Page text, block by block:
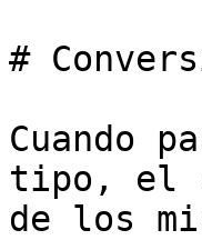
#
Cuando
tipo, el
de los